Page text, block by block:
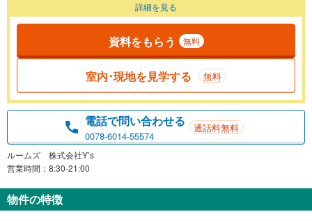
詳細を見る
資料をもらう 無料
室内･現地を見学する 無料
電話で問い合わせる
0078-6014-55574
通話料無料
ルームズ 株式会社Y’s
営業時間：8:30-21:00
物件の特徴